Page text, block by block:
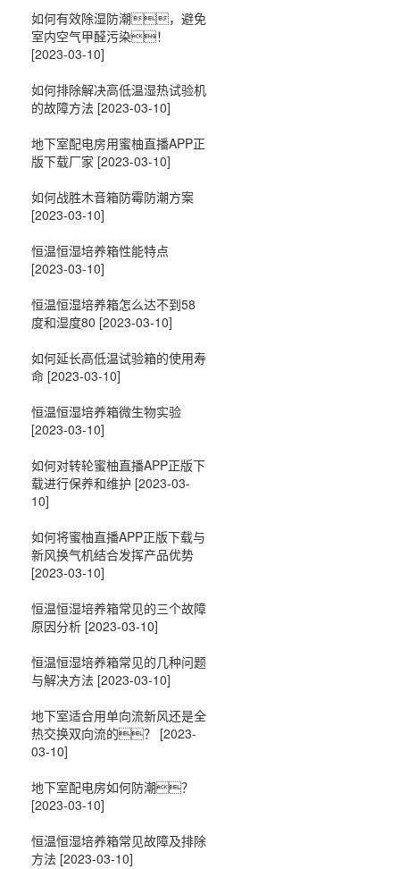
如何有效除湿防潮，避免
室内空气甲醛污染！
[2023-03-10]
如何排除解决高低温湿热试验机
的故障方法 [2023-03-10]
地下室配电房用蜜柚直播APP正
版下载厂家 [2023-03-10]
如何战胜木音箱防霉防潮方案
[2023-03-10]
恒温恒湿培养箱性能特点
[2023-03-10]
恒温恒湿培养箱怎么达不到58
度和湿度80 [2023-03-10]
如何延长高低温试验箱的使用寿
命 [2023-03-10]
恒温恒湿培养箱微生物实验
[2023-03-10]
如何对转轮蜜柚直播APP正版下
载进行保养和维护 [2023-03-
10]
如何将蜜柚直播APP正版下载与
新风换气机结合发挥产品优势
[2023-03-10]
恒温恒湿培养箱常见的三个故障
原因分析 [2023-03-10]
恒温恒湿培养箱常见的几种问题
与解决方法 [2023-03-10]
地下室适合用单向流新风还是全
热交换双向流的？ [2023-
03-10]
地下室配电房如何防潮？
[2023-03-10]
恒温恒湿培养箱常见故障及排除
方法 [2023-03-10]